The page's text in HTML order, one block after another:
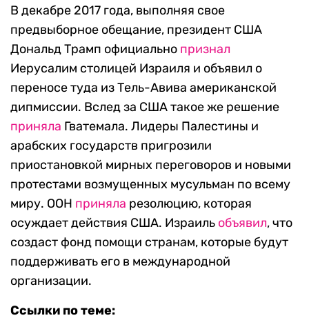
В декабре 2017 года, выполняя свое
предвыборное обещание, президент США
Дональд Трамп официально признал
Иерусалим столицей Израиля и объявил о
переносе туда из Тель-Авива американской
дипмиссии. Вслед за США такое же решение
приняла Гватемала. Лидеры Палестины и
арабских государств пригрозили
приостановкой мирных переговоров и новыми
протестами возмущенных мусульман по всему
миру. ООН приняла резолюцию, которая
осуждает действия США. Израиль объявил, что
создаст фонд помощи странам, которые будут
поддерживать его в международной
организации.
Ссылки по теме: